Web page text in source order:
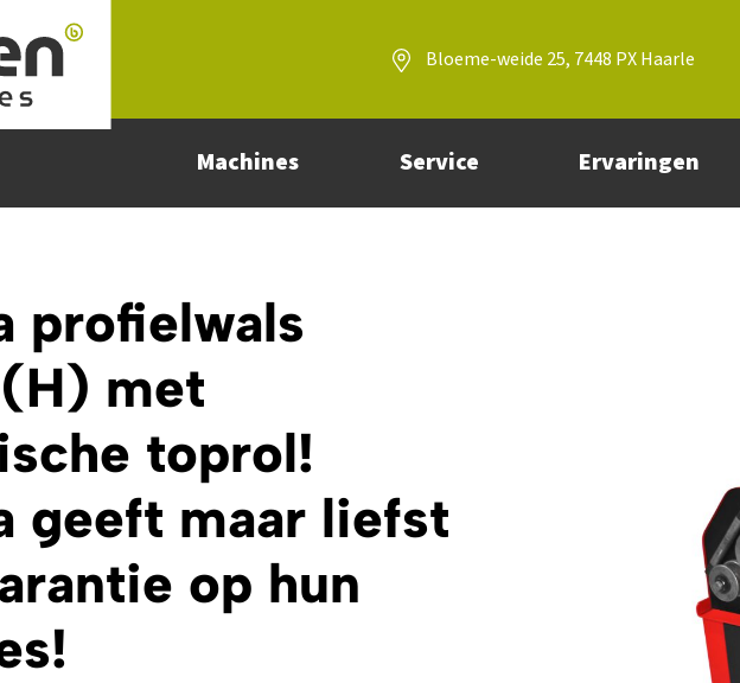
Bloeme-weide 25, 7448 PX Haarle
Machines Service Ervaringen
profielwals
met
toprol!
geeft maar liefst
op hun